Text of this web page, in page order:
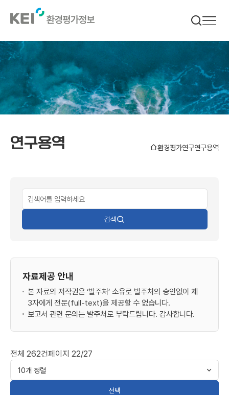
메인으로
이동
연구용역 홈환경평가연구연구용역
검색
자료제공 안내
본 자료의 저작권은 ‘발주처’ 소유로 발주처의 승인없이 제
3자에게 전문(full-text)을 제공할 수 없습니다.
보고서 관련 문의는 발주처로 부탁드립니다. 감사합니다.
전체 262건페이지 22/27
선택